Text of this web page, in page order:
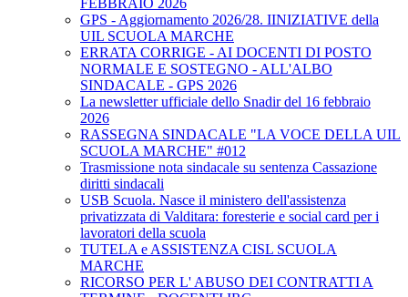
FEBBRAIO 2026
GPS - Aggiornamento 2026/28. IINIZIATIVE della
UIL SCUOLA MARCHE
ERRATA CORRIGE - AI DOCENTI DI POSTO
NORMALE E SOSTEGNO - ALL'ALBO
SINDACALE - GPS 2026
La newsletter ufficiale dello Snadir del 16 febbraio
2026
RASSEGNA SINDACALE "LA VOCE DELLA UIL
SCUOLA MARCHE" #012
Trasmissione nota sindacale su sentenza Cassazione
diritti sindacali
USB Scuola. Nasce il ministero dell'assistenza
privatizzata di Valditara: foresterie e social card per i
lavoratori della scuola
TUTELA e ASSISTENZA CISL SCUOLA
MARCHE
RICORSO PER L' ABUSO DEI CONTRATTI A